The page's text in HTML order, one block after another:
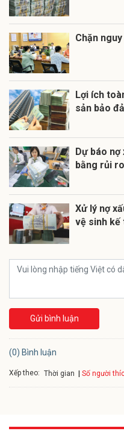
Chặn
Lợi ích
sản bảo
Dự báo
bằng rủi
Xử lý nợ
vệ sinh kế
Gửi bình luận
(0) Bình luận
Xếp theo: Thời gian Số người